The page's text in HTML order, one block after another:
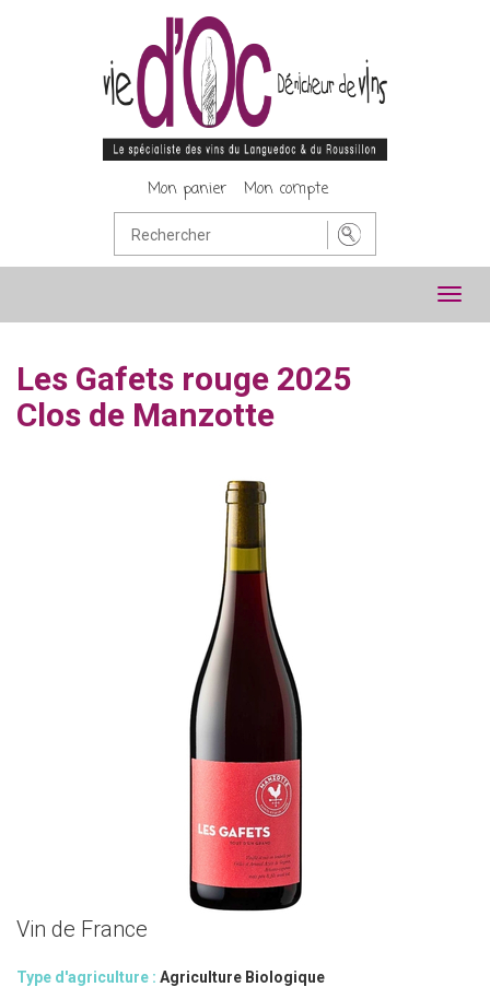
Mon panier Mon compte
Les Gafets rouge 2025
Clos de Manzotte
Vin de France
Type d'agriculture : Agriculture Biologique